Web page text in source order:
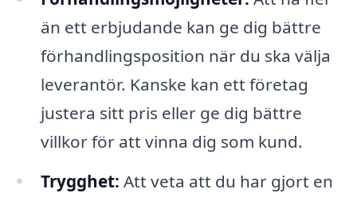
än ett erbjudande kan ge dig bättre
förhandlingsposition när du ska välja
leverantör. Kanske kan ett företag
justera sitt pris eller ge dig bättre
villkor för att vinna dig som kund.
Trygghet: Att veta att du har gjort en